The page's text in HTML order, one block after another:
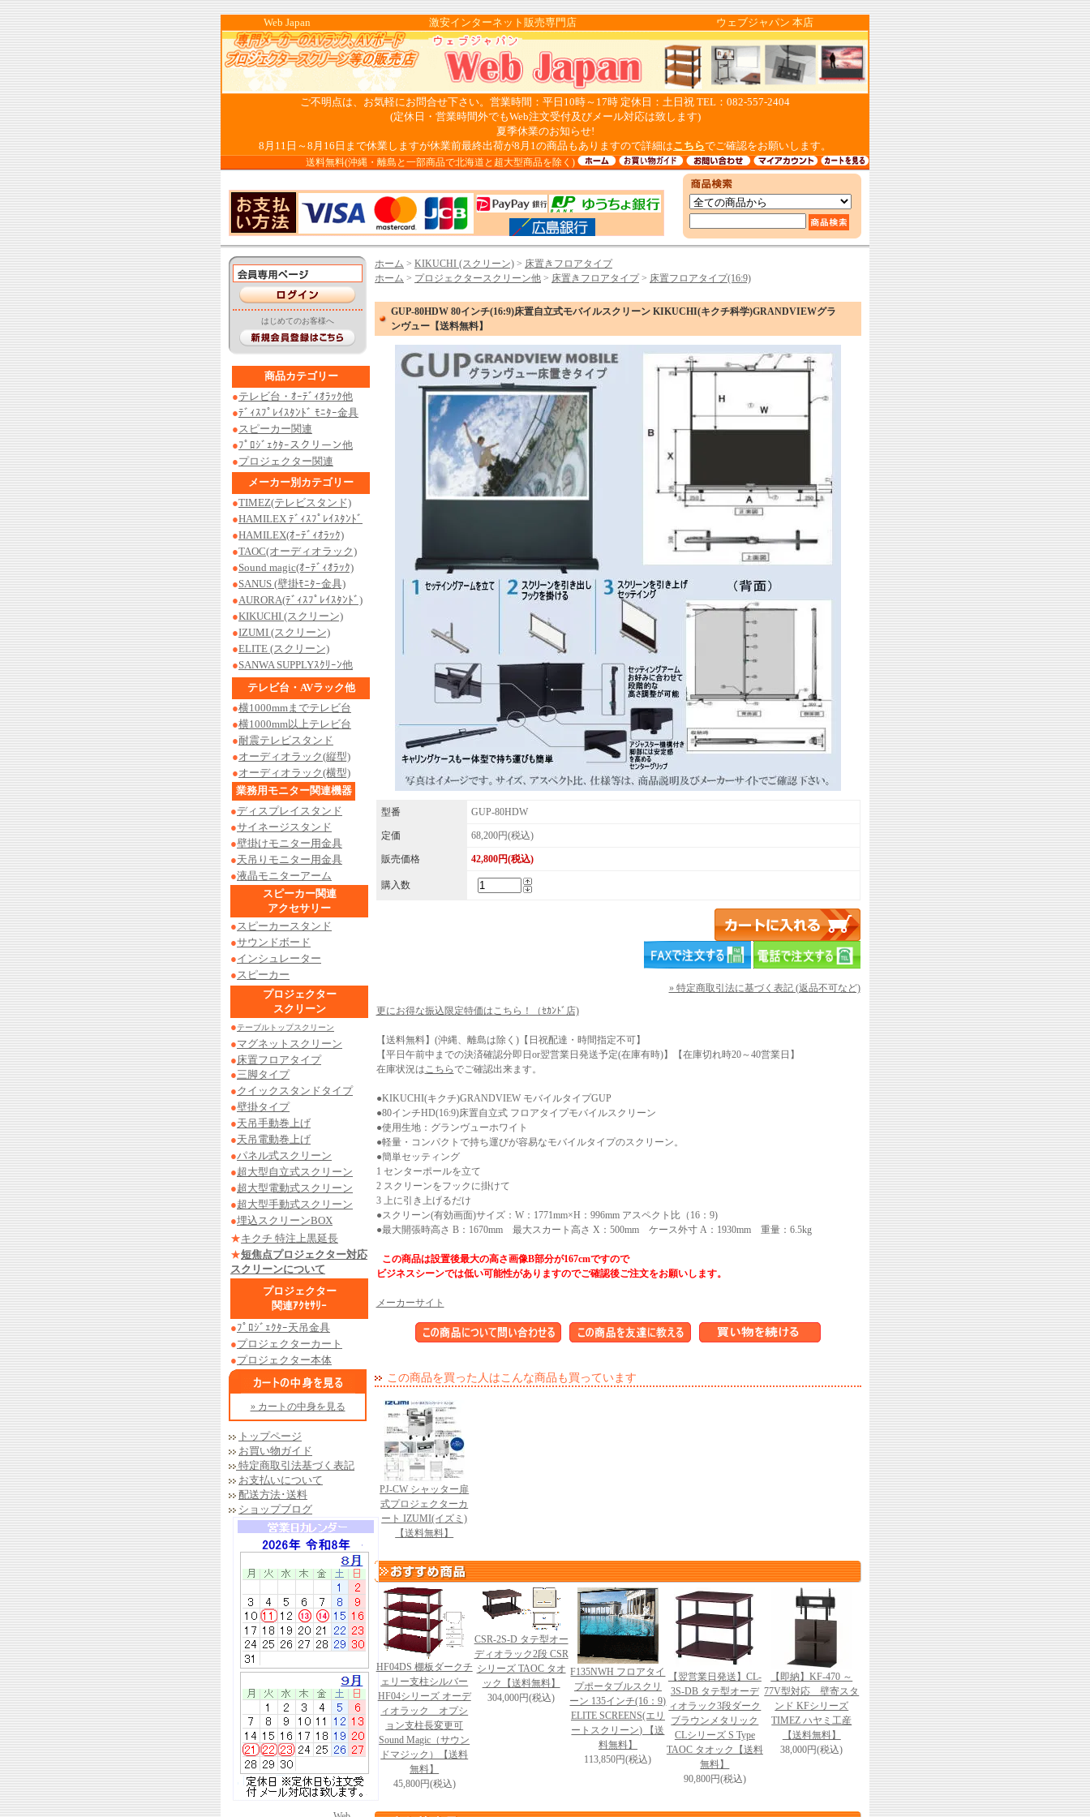
Web Japan 激安インターネット販売専門店 ウェブジャパン 本店
ご不明点は、お気軽にお問合せ下さい。営業時間：平日10時～17時 定休日：土日祝 TEL：082-557-2404
(定休日・営業時間外でもWeb注文受付及びメール対応は致します)
夏季休業のお知らせ!
8月11日～8月16日まで休業しますが休業前最終出荷が8月1の商品もありますので詳細はこちらでご確認をお願いします。
送料無料(沖縄・離島と一部商品で北海道と超大型商品を除く)
はじめてのお客様へ
商品カテゴリー
●テレビ台・ｵｰﾃﾞｨｵﾗｯｸ他
●ﾃﾞｨｽﾌﾟﾚｲｽﾀﾝﾄﾞ ﾓﾆﾀｰ金具
●スピーカー関連
●ﾌﾟﾛｼﾞｪｸﾀｰスクリーン他
●プロジェクター関連
メーカー別カテゴリー
●TIMEZ(テレビスタンド)
●HAMILEX ﾃﾞｨｽﾌﾟﾚｲｽﾀﾝﾄﾞ
●HAMILEX(ｵｰﾃﾞｨｵﾗｯｸ)
●TAOC(オーディオラック)
●Sound magic(ｵｰﾃﾞｨｵﾗｯｸ)
●SANUS (壁掛ﾓﾆﾀｰ金具)
●AURORA(ﾃﾞｨｽﾌﾟﾚｲｽﾀﾝﾄﾞ)
●KIKUCHI (スクリーン)
●IZUMI (スクリーン)
●ELITE (スクリーン)
●SANWA SUPPLYｽｸﾘｰﾝ他
テレビ台・AVラック他
●横1000mmまでテレビ台
●横1000mm以上テレビ台
●耐震テレビスタンド
●オーディオラック(縦型)
●オーディオラック(横型)
業務用モニター関連機器
●ディスプレイスタンド
●サイネージスタンド
●壁掛けモニター用金具
●天吊りモニター用金具
●液晶モニターアーム
スピーカー関連
アクセサリー
●スピーカースタンド
●サウンドボード
●インシュレーター
●スピーカー
プロジェクター
スクリーン
●テーブルトップスクリーン
●マグネットスクリーン
●床置フロアタイプ
●三脚タイプ
●クイックスタンドタイプ
●壁掛タイプ
●天吊手動巻上げ
●天吊電動巻上げ
●パネル式スクリーン
●超大型自立式スクリーン
●超大型電動式スクリーン
●超大型手動式スクリーン
●埋込スクリーンBOX
★キクチ 特注上黒延長
★短焦点プロジェクター対応
スクリーンについて
プロジェクター
関連ｱｸｾｻﾘｰ
●ﾌﾟﾛｼﾞｪｸﾀｰ天吊金具
●プロジェクターカート
●プロジェクター本体
» カートの中身を見る
トップページ
お買い物ガイド
特定商取引法基づく表記
お支払いについて
配送方法･送料
ショップブログ
ホーム > KIKUCHI (スクリーン) > 床置きフロアタイプ
ホーム > プロジェクタースクリーン他 > 床置きフロアタイプ > 床置フロアタイプ(16:9)
GUP-80HDW 80インチ(16:9)床置自立式モバイルスクリーン KIKUCHI(キクチ科学)GRANDVIEWグラ
ンヴュー【送料無料】
型番 GUP-80HDW
定価 68,200円(税込)
販売価格 42,800円(税込)
購入数
» 特定商取引法に基づく表記 (返品不可など)
更にお得な振込限定特価はこちら！（ｾｶﾝﾄﾞ店)
【送料無料】(沖縄、離島は除く)【日祝配達・時間指定不可】
【平日午前中までの決済確認分即日or翌営業日発送予定(在庫有時)】【在庫切れ時20～40営業日】
在庫状況はこちらでご確認出来ます。
●KIKUCHI(キクチ)GRANDVIEW モバイルタイプGUP
●80インチHD(16:9)床置自立式 フロアタイプモバイルスクリーン
●使用生地：グランヴューホワイト
●軽量・コンパクトで持ち運びが容易なモバイルタイプのスクリーン。
●簡単セッティング
1 センターポールを立て
2 スクリーンをフックに掛けて
3 上に引き上げるだけ
●スクリーン(有効画面)サイズ：W：1771mm×H：996mm アスペクト比（16：9)
●最大開張時高さ B：1670mm 最大スカート高さ X：500mm ケース外寸 A：1930mm 重量：6.5kg
この商品は設置後最大の高さ画像B部分が167cmですので
ビジネスシーンでは低い可能性がありますのでご確認後ご注文をお願いします。
メーカーサイト
この商品を買った人はこんな商品も買っています
PJ-CW シャッター扉
式プロジェクターカ
ート IZUMI(イズミ)
【送料無料】
HF04DS 棚板ダークチ
ェリー支柱シルバー
HF04シリーズ オーデ
ィオラック オプシ
ョン支柱長変更可
Sound Magic（サウン
ドマジック）【送料
無料】
45,800円(税込)
CSR-2S-D タテ型オー
ディオラック2段 CSR
シリーズ TAOC タオ
ック【送料無料】
304,000円(税込)
F135NWH フロアタイ
プポータブルスクリ
ーン 135インチ(16：9)
ELITE SCREENS(エリ
ートスクリーン) 【送
料無料】
113,850円(税込)
【翌営業日発送】CL-
3S-DB タテ型オーデ
ィオラック3段ダーク
ブラウンメタリック
CLシリーズ S Type
TAOC タオック【送料
無料】
90,800円(税込)
【即納】KF-470 ～
77V型対応 壁寄スタ
ンド KFシリーズ
TIMEZ ハヤミ工産
【送料無料】
38,000円(税込)